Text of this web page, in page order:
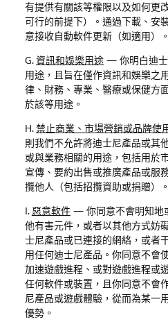
有提供有關該等權限以及如何更
可行的前提下）。通過下載、安
意接收自動軟件更新（如適用）。
G.資訊和娛樂用途 — 你明白迪
用途，且旨在僅作資訊和娛樂之
律、財務、專業、醫療或保健方
於該等用途。
H.禁止商業、市場營銷或品牌使
則我們不允許將迪士尼產品或其
或與業務相關的用途，包括用於
宣傳、要約出售或推廣產品或服
攬他人（包括招攬資助或捐贈）。
I.惡意軟件 — 你同意不會明知地
他有害元件，或者以其他方式妨
士尼產品或已連接的網絡，或者
用任何迪士尼產品。你同意不會
加速遊戲進程、或對遊戲進程或
任何軟件或裝置，且你同意不會
尼產品或遊戲體驗，從而為某一
優勢。